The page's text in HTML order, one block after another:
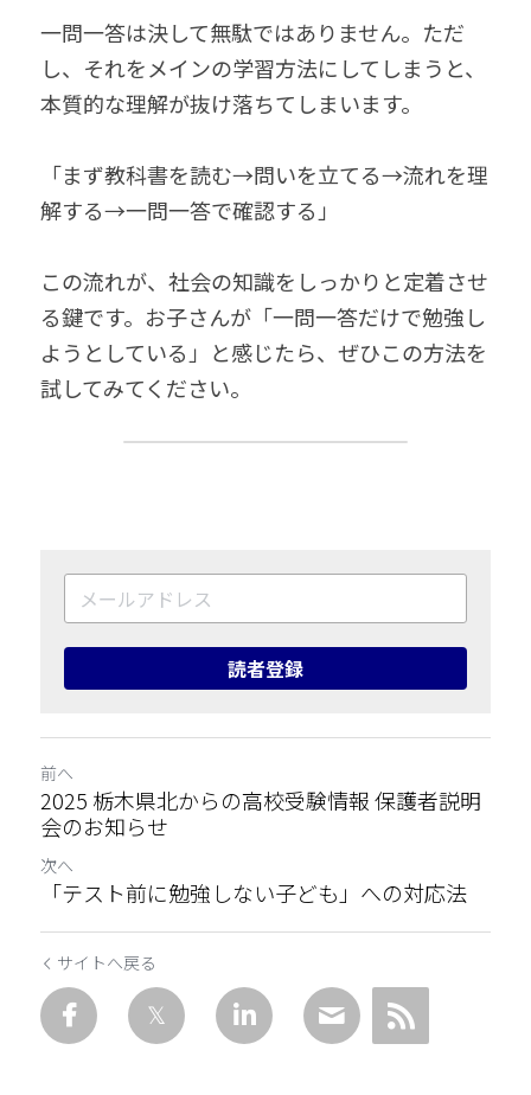
一問一答は決して無駄ではありません。ただ
し、それをメインの学習方法にしてしまうと、
本質的な理解が抜け落ちてしまいます。
「まず教科書を読む→問いを立てる→流れを理
解する→一問一答で確認する」
この流れが、社会の知識をしっかりと定着させ
る鍵です。お子さんが「一問一答だけで勉強し
ようとしている」と感じたら、ぜひこの方法を
試してみてください。
読者登録
前へ
2025 栃木県北からの高校受験情報 保護者説明
会のお知らせ
次へ
「テスト前に勉強しない子ども」への対応法
サイトへ戻る